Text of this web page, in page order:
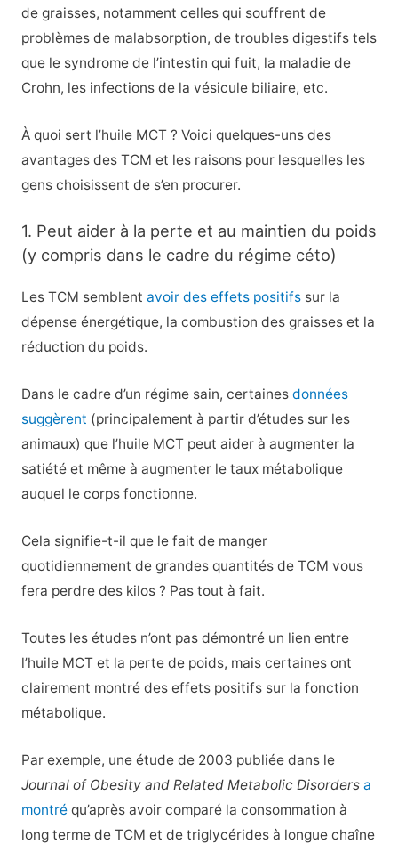
de graisses, notamment celles qui souffrent de
problèmes de malabsorption, de troubles digestifs tels
que le syndrome de l’intestin qui fuit, la maladie de
Crohn, les infections de la vésicule biliaire, etc.
À quoi sert l’huile MCT ? Voici quelques-uns des
avantages des TCM et les raisons pour lesquelles les
gens choisissent de s’en procurer.
1. Peut aider à la perte et au maintien du poids
(y compris dans le cadre du régime céto)
Les TCM semblent avoir des effets positifssur la
dépense énergétique, la combustion des graisses et la
réduction du poids.
Dans le cadre d’un régime sain, certaines données
suggèrent (principalement à partir d’études sur les
animaux) que l’huile MCT peut aider à augmenter la
satiété et même à augmenter le taux métabolique
auquel le corps fonctionne.
Cela signifie-t-il que le fait de manger
quotidiennement de grandes quantités de TCM vous
fera perdre des kilos ? Pas tout à fait.
Toutes les études n’ont pas démontré un lien entre
l’huile MCT et la perte de poids, mais certaines ont
clairement montré des effets positifs sur la fonction
métabolique.
Par exemple, une étude de 2003 publiée dans le
Journal of Obesity and Related Metabolic Disorders a
montréqu’après avoir comparé la consommation à
long terme de TCM et de triglycérides à longue chaîne